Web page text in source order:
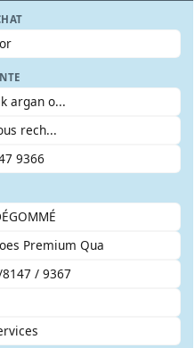
argan o...
rech...
9366
Premium Qua
/ 9367